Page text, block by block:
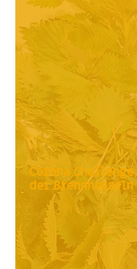
Corona
der Brennnesseln